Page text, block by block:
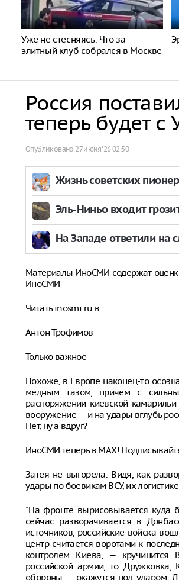
Уже не стесняясь. Что за
элитный клуб собрался в Москве
Россия
теперь будет с
Опубликовано 27 июня ‘26 02:50
Жизнь советских
Эль-Ниньо входит
На Западе ответили на
Материалы ИноСМИ содержат
ИноСМИ
Читать inosmi.ru в
Антон Трофимов
Только важное
Похоже, в Европе наконец-то
медным тазом, причем с
распоряжении киевской
вооружение — и на удары вглубь
Нет, ну а вдруг?
ИноСМИ теперь в MAX!
Затея не выгорела. Видя, как
удары по боевикам ВСУ, их
"На фронте вырисовывается куда
сейчас разворачивается в
источников, российские войска
центр считается воротами к
контролем Киева, — кручинится
российской армии, то
обороны — окажутся под ударом.